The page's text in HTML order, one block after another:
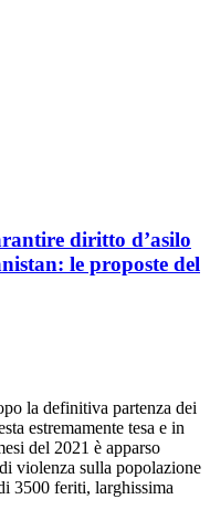
diritto d’asilo
le proposte del
la definitiva partenza dei
estremamente tesa e in
del 2021 è apparso
violenza sulla popolazione
3500 feriti, larghissima